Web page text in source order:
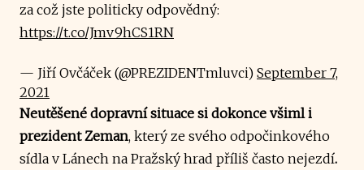
za což jste politicky odpovědný:
https://t.co/Jmv9hCS1RN
— Jiří Ovčáček (@PREZIDENTmluvci) September 7,
2021
Neutěšené dopravní situace si dokonce všiml i
prezident Zeman, který ze svého odpočinkového
sídla v Lánech na Pražský hrad příliš často nejezdí.